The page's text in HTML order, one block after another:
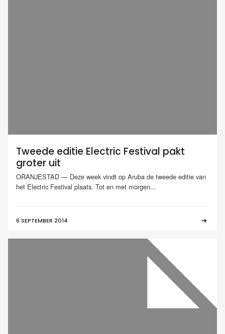
Tweede editie Electric Festival pakt
groter uit
ORANJESTAD — Deze week vindt op Aruba de tweede editie van
het Electric Festival plaats. Tot en met morgen...
6 SEPTEMBER 2014